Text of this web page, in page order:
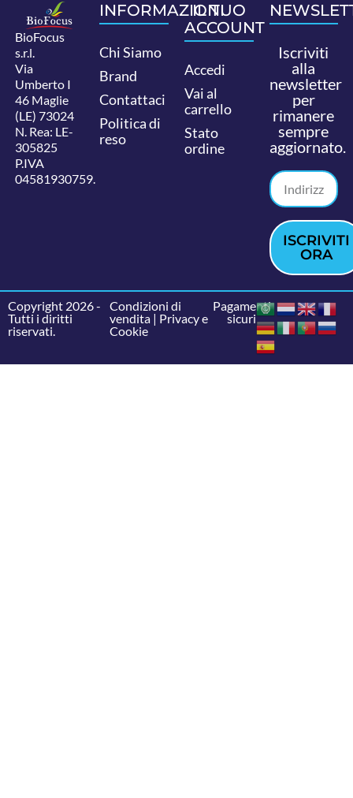
BioFocus
s.r.l.
Via
Umberto I
46 Maglie
(LE) 73024
N. Rea: LE-
305825
P.IVA
04581930759.
INFORMAZIONI
Chi Siamo
Brand
Contattaci
Politica di
reso
IL TUO
ACCOUNT
Accedi
Vai al
carrello
Stato
ordine
Iscriviti
alla
newsletter
per
rimanere
sempre
aggiornato.
ISCRIVITI
ORA
Copyright 2026 -
Tutti i diritti
riservati.
Condizioni di
vendita| Privacy e
Cookie
Pagamenti
sicuri